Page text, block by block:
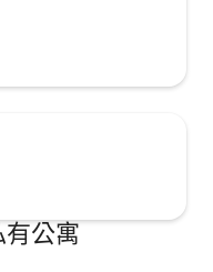
公寓